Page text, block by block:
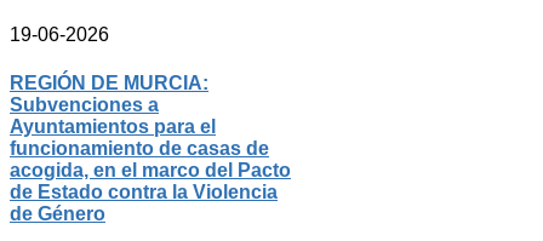
19-06-2026
REGIÓN DE MURCIA:
Subvenciones a
Ayuntamientos para el
funcionamiento de casas de
acogida, en el marco del Pacto
de Estado contra la Violencia
de Género